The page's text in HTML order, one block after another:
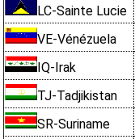
LC-Sainte Lucie
VE-Vénézuela
IQ-Irak
TJ-Tadjikistan
SR-Suriname